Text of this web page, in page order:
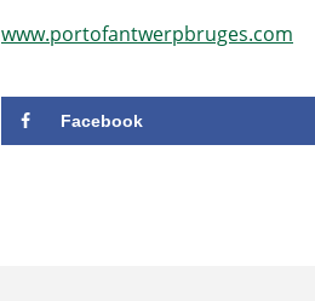
www.portofantwerpbruges.com
Facebook